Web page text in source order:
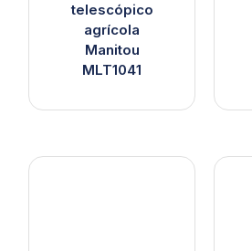
telescópico
agrícola
Manitou
MLT1041